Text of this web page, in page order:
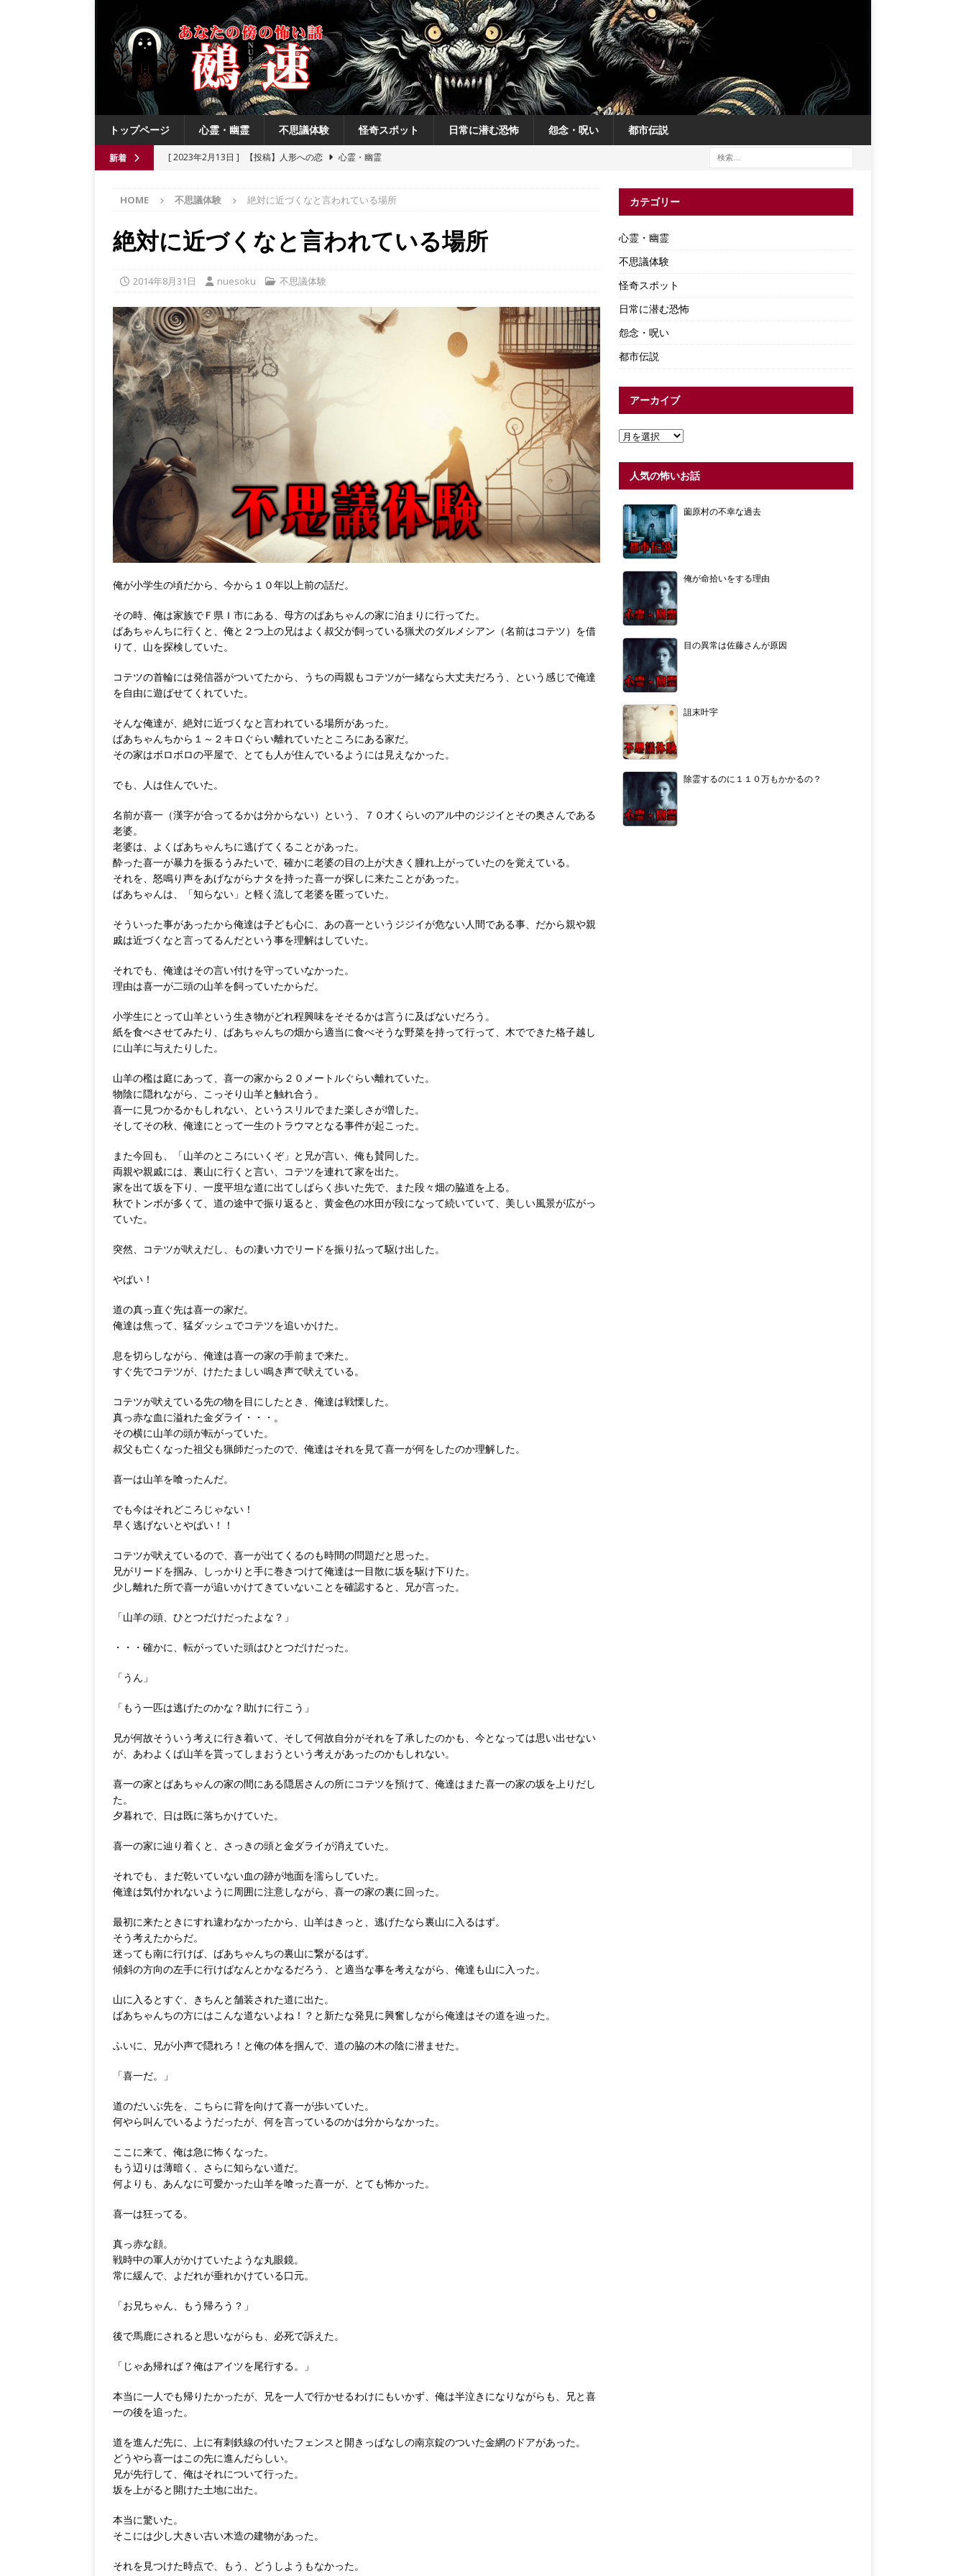
トップページ 心霊・幽霊 不思議体験 怪奇スポット 日常に潜む恐怖 怨念・呪い 都市伝説
新着 [ 2023年2月13日 ] 【投稿】人形への恋
心霊・幽霊
[ 2021年6月13日 ]
チチケゥ
都市伝説
[ 2021年6月13日 ]
ニュータウン祟り神
怨念・呪い
[ 2023年4月4日 ]
【投稿】厄祓い 怨念・呪い
HOME 不思議体験 絶対に近づくなと言われている場所
絶対に近づくなと言われている場所
2014年8月31日 nuesoku 不思議体験
俺が小学生の頃だから、今から１０年以上前の話だ。
その時、俺は家族でＦ県Ｉ市にある、母方のばあちゃんの家に泊まりに行ってた。
ばあちゃんちに行くと、俺と２つ上の兄はよく叔父が飼っている猟犬のダルメシアン（名前はコテツ）を借
りて、山を探検していた。
コテツの首輪には発信器がついてたから、うちの両親もコテツが一緒なら大丈夫だろう、という感じで俺達
を自由に遊ばせてくれていた。
そんな俺達が、絶対に近づくなと言われている場所があった。
ばあちゃんちから１～２キロぐらい離れていたところにある家だ。
その家はボロボロの平屋で、とても人が住んでいるようには見えなかった。
でも、人は住んでいた。
名前が喜一（漢字が合ってるかは分からない）という、７０才くらいのアル中のジジイとその奥さんである
老婆。
老婆は、よくばあちゃんちに逃げてくることがあった。
酔った喜一が暴力を振るうみたいで、確かに老婆の目の上が大きく腫れ上がっていたのを覚えている。
それを、怒鳴り声をあげながらナタを持った喜一が探しに来たことがあった。
ばあちゃんは、「知らない」と軽く流して老婆を匿っていた。
そういった事があったから俺達は子ども心に、あの喜一というジジイが危ない人間である事、だから親や親
戚は近づくなと言ってるんだという事を理解はしていた。
それでも、俺達はその言い付けを守っていなかった。
理由は喜一が二頭の山羊を飼っていたからだ。
小学生にとって山羊という生き物がどれ程興味をそそるかは言うに及ばないだろう。
紙を食べさせてみたり、ばあちゃんちの畑から適当に食べそうな野菜を持って行って、木でできた格子越し
に山羊に与えたりした。
山羊の檻は庭にあって、喜一の家から２０メートルぐらい離れていた。
物陰に隠れながら、こっそり山羊と触れ合う。
喜一に見つかるかもしれない、というスリルでまた楽しさが増した。
そしてその秋、俺達にとって一生のトラウマとなる事件が起こった。
また今回も、「山羊のところにいくぞ」と兄が言い、俺も賛同した。
両親や親戚には、裏山に行くと言い、コテツを連れて家を出た。
家を出て坂を下り、一度平坦な道に出てしばらく歩いた先で、また段々畑の脇道を上る。
秋でトンボが多くて、道の途中で振り返ると、黄金色の水田が段になって続いていて、美しい風景が広がっ
ていた。
突然、コテツが吠えだし、もの凄い力でリードを振り払って駆け出した。
やばい！
道の真っ直ぐ先は喜一の家だ。
俺達は焦って、猛ダッシュでコテツを追いかけた。
息を切らしながら、俺達は喜一の家の手前まで来た。
すぐ先でコテツが、けたたましい鳴き声で吠えている。
コテツが吠えている先の物を目にしたとき、俺達は戦慄した。
真っ赤な血に溢れた金ダライ・・・。
その横に山羊の頭が転がっていた。
叔父も亡くなった祖父も猟師だったので、俺達はそれを見て喜一が何をしたのか理解した。
喜一は山羊を喰ったんだ。
でも今はそれどころじゃない！
早く逃げないとやばい！！
コテツが吠えているので、喜一が出てくるのも時間の問題だと思った。
兄がリードを掴み、しっかりと手に巻きつけて俺達は一目散に坂を駆け下りた。
少し離れた所で喜一が追いかけてきていないことを確認すると、兄が言った。
「山羊の頭、ひとつだけだったよな？」
・・・確かに、転がっていた頭はひとつだけだった。
「うん」
「もう一匹は逃げたのかな？助けに行こう」
兄が何故そういう考えに行き着いて、そして何故自分がそれを了承したのかも、今となっては思い出せない
が、あわよくば山羊を貰ってしまおうという考えがあったのかもしれない。
喜一の家とばあちゃんの家の間にある隠居さんの所にコテツを預けて、俺達はまた喜一の家の坂を上りだし
た。
夕暮れで、日は既に落ちかけていた。
喜一の家に辿り着くと、さっきの頭と金ダライが消えていた。
それでも、まだ乾いていない血の跡が地面を濡らしていた。
俺達は気付かれないように周囲に注意しながら、喜一の家の裏に回った。
最初に来たときにすれ違わなかったから、山羊はきっと、逃げたなら裏山に入るはず。
そう考えたからだ。
迷っても南に行けば、ばあちゃんちの裏山に繋がるはず。
傾斜の方向の左手に行けばなんとかなるだろう、と適当な事を考えながら、俺達も山に入った。
山に入るとすぐ、きちんと舗装された道に出た。
ばあちゃんちの方にはこんな道ないよね！？と新たな発見に興奮しながら俺達はその道を辿った。
ふいに、兄が小声で隠れろ！と俺の体を掴んで、道の脇の木の陰に潜ませた。
「喜一だ。」
道のだいぶ先を、こちらに背を向けて喜一が歩いていた。
何やら叫んでいるようだったが、何を言っているのかは分からなかった。
ここに来て、俺は急に怖くなった。
もう辺りは薄暗く、さらに知らない道だ。
何よりも、あんなに可愛かった山羊を喰った喜一が、とても怖かった。
喜一は狂ってる。
真っ赤な顔。
戦時中の軍人がかけていたような丸眼鏡。
常に緩んで、よだれが垂れかけている口元。
「お兄ちゃん、もう帰ろう？」
後で馬鹿にされると思いながらも、必死で訴えた。
「じゃあ帰れば？俺はアイツを尾行する。」
本当に一人でも帰りたかったが、兄を一人で行かせるわけにもいかず、俺は半泣きになりながらも、兄と喜
一の後を追った。
道を進んだ先に、上に有刺鉄線の付いたフェンスと開きっぱなしの南京錠のついた金網のドアがあった。
どうやら喜一はこの先に進んだらしい。
兄が先行して、俺はそれについて行った。
坂を上がると開けた土地に出た。
本当に驚いた。
そこには少し大きい古い木造の建物があった。
それを見つけた時点で、もう、どうしようもなかった。
カテゴリー
心霊・幽霊
不思議体験
怪奇スポット
日常に潜む恐怖
怨念・呪い
都市伝説
アーカイブ
人気の怖いお話
薗原村の不幸な過去
俺が命拾いをする理由
目の異常は佐藤さんが原因
詛末叶宇
除霊するのに１１０万もかかるの？